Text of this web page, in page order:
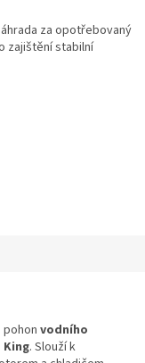
za opotřebovaný
zajištění stabilní
vodního
King. Slouží k